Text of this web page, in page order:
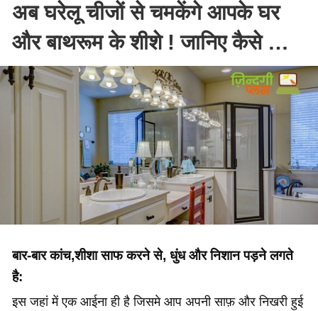
अब घरेलू चीजों से चमकेंगे आपके घर
और बाथरूम के शीशे ! जानिए कैसे …
बार-बार कांच,शीशा साफ करने से, धुंध और निशान पड़ने लगते
है:
इस जहां में एक आईना ही है जिसमे आप अपनी साफ़ और निखरी हुई